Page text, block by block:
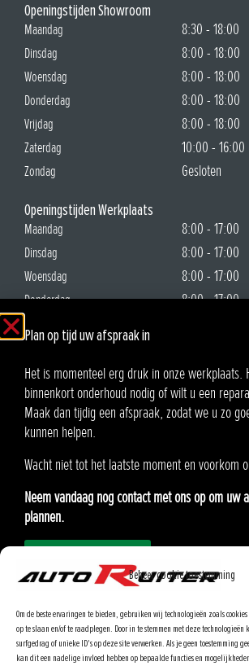
Beheer cookie toestemming
Om de beste ervaringen te bieden, gebruiken wij technologieën zoals
op te slaan en/of te raadplegen. Door in te stemmen met deze technologieën
surfgedrag of unieke ID's op deze site verwerken. Als je geen toestemming
kan dit een nadelige invloed hebben op bepaalde functies en
Openingstijden Showroom
Maandag 8:30 - 18:00
Dinsdag 8:00 - 18:00
Woensdag 8:00 - 18:00
Donderdag 8:00 - 18:00
Vrijdag 8:00 - 18:00
Zaterdag 10:00 - 16:00
Zondag
Gesloten
Openingstijden Werkplaats
Maandag 8:00 - 17:00
Dinsdag 8:00 - 17:00
Woensdag 8:00 - 17:00
Donderdag 8:00 - 17:00
Zaterdag
Zondag Gesloten
Auto Ruiter B.V.
Oosteinde 21
BTW: NL865.370862.B01
Modellen
Onderhoud
Plan op tijd uw afspraak in
Het is momenteel erg druk in onze werkplaats.
binnenkort onderhoud nodig of wilt u een
Maak dan tijdig een afspraak, zodat we u zo
kunnen helpen.
Wacht niet tot het laatste moment en voorkom
Neem vandaag nog contact met ons op om uw
plannen.